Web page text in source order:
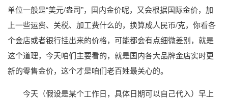
单位一般是“美元/盎司”，国内金价呢，又会根据国际金价，加
上一些运费、关税、加工费什么的，换算成人民币/克，你看各
个金店或者银行挂出来的价格，可能都会有点细微差别，就是
这个道理，今天咱们主要看的，就是国内各大品牌金店实时更
新的零售金价，这个才是咱们老百姓最关心的。
今天（假设是某个工作日，具体日期可以自己代入）早上